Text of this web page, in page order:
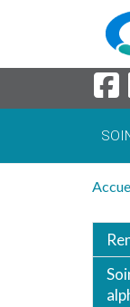
Aller au menu